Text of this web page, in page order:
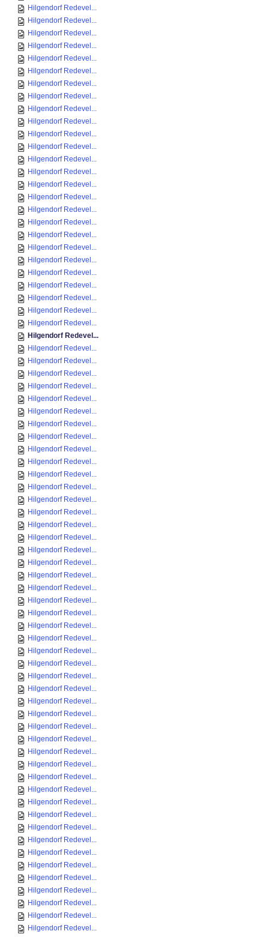
Hilgendorf Redevel...
Hilgendorf Redevel...
Hilgendorf Redevel...
Hilgendorf Redevel...
Hilgendorf Redevel...
Hilgendorf Redevel...
Hilgendorf Redevel...
Hilgendorf Redevel...
Hilgendorf Redevel...
Hilgendorf Redevel...
Hilgendorf Redevel...
Hilgendorf Redevel...
Hilgendorf Redevel...
Hilgendorf Redevel...
Hilgendorf Redevel...
Hilgendorf Redevel...
Hilgendorf Redevel...
Hilgendorf Redevel...
Hilgendorf Redevel...
Hilgendorf Redevel...
Hilgendorf Redevel...
Hilgendorf Redevel...
Hilgendorf Redevel...
Hilgendorf Redevel...
Hilgendorf Redevel...
Hilgendorf Redevel...
Hilgendorf Redevel...
Hilgendorf Redevel...
Hilgendorf Redevel...
Hilgendorf Redevel...
Hilgendorf Redevel...
Hilgendorf Redevel...
Hilgendorf Redevel...
Hilgendorf Redevel...
Hilgendorf Redevel...
Hilgendorf Redevel...
Hilgendorf Redevel...
Hilgendorf Redevel...
Hilgendorf Redevel...
Hilgendorf Redevel...
Hilgendorf Redevel...
Hilgendorf Redevel...
Hilgendorf Redevel...
Hilgendorf Redevel...
Hilgendorf Redevel...
Hilgendorf Redevel...
Hilgendorf Redevel...
Hilgendorf Redevel...
Hilgendorf Redevel...
Hilgendorf Redevel...
Hilgendorf Redevel...
Hilgendorf Redevel...
Hilgendorf Redevel...
Hilgendorf Redevel...
Hilgendorf Redevel...
Hilgendorf Redevel...
Hilgendorf Redevel...
Hilgendorf Redevel...
Hilgendorf Redevel...
Hilgendorf Redevel...
Hilgendorf Redevel...
Hilgendorf Redevel...
Hilgendorf Redevel...
Hilgendorf Redevel...
Hilgendorf Redevel...
Hilgendorf Redevel...
Hilgendorf Redevel...
Hilgendorf Redevel...
Hilgendorf Redevel...
Hilgendorf Redevel...
Hilgendorf Redevel...
Hilgendorf Redevel...
Hilgendorf Redevel...
Hilgendorf Redevel...